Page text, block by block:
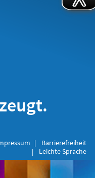
Barrierefreiheit
Leichte Sprache